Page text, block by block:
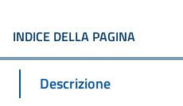
INDICE DELLA PAGINA
Descrizione